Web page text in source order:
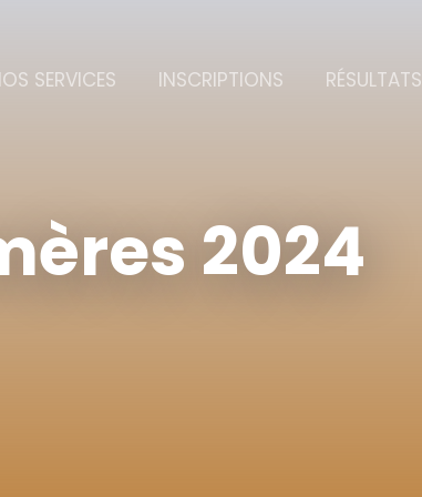
SERVICES INSCRIPTIONS RÉSULTATS
2024